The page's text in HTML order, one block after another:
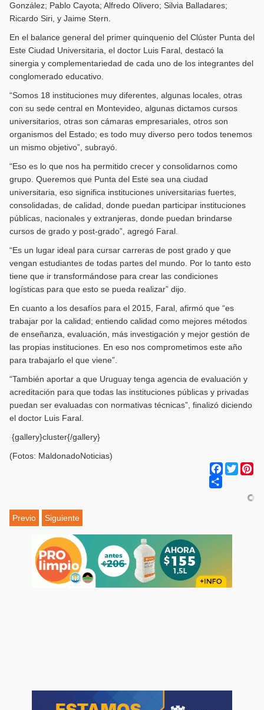
González; Pablo Cayota; Alfredo Olivero; Silvia Balladares;
Ricardo Siri, y Jaime Stern.
En el balance general del primer quinquenio del Clúster Punta del
Este Ciudad Universitaria, el doctor Luis Faral, destacó la
sinergia y complementariedad de cada uno de los integrantes del
conglomerado educativo.
“Somos 18 instituciones muy diferentes, algunas locales, otras
con su sede central en Montevideo, algunas dictamos cursos
universitarios, otras son cámaras empresariales, otros son
organismos del Estado; es todo muy diverso pero todos tenemos
un mismo objetivo”, subrayó.
“Eso es lo que nos ha permitido crecer y consolidarnos como
grupo. Queremos que Punta del Este sea una ciudad
universitaria, eso significa instituciones universitarias fuertes,
consolidadas, de calidad, donde puedan participar instituciones
públicas, nacionales y extranjeras, donde puedan brindarse
cursos de grado y post-grado”, agregó Faral.
“Es un lugar ideal para cursar carreras de post grado y que
vengan estudiantes de todas partes del mundo. Por lo tanto esto
tiene que ir transformándose para crear las condiciones
logísticas para que esto se pueda realizar” dijo.
En cuanto a los desafíos para el 2015, Faral, afirmó que “es
trabajar por la calidad; entiendo calidad como mejores métodos
de enseñanza, evaluación, más investigación y mejor gestión de
las propias instituciones. En eso nos comprometimos este año
para trabajarlo el que viene”.
“También aportar a que Uruguay tenga agencia de evaluación y
acreditación para que todas las instituciones públicas y privadas
puedan ser evaluadas con normativas técnicas”, finalizó diciendo
el doctor Luis Faral.
{gallery}cluster{/gallery}
(Fotos: MaldonadoNoticias)
Facebook
Twitter
Previo Siguiente